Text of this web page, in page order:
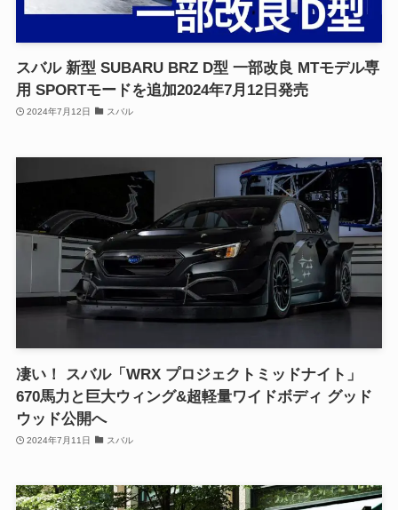
スバル 新型 SUBARU BRZ D型 一部改良 MTモデル専
用 SPORTモードを追加2024年7月12日発売
2024年7月12日 スバル
凄い！ スバル「WRX プロジェクトミッドナイト」
670馬力と巨大ウィング&超軽量ワイドボディ グッド
ウッド公開へ
2024年7月11日 スバル